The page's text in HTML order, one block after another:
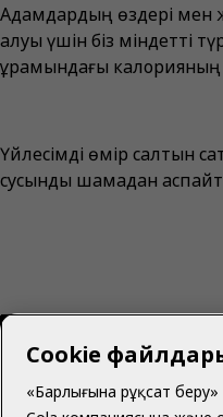
Адамдардың өздері мен
алуы үшін біз міндетті
құрамындағы
Үйлесімді өмір салтын
сусынды шамадан
Cookie
«Барлығына рұқсат беру»